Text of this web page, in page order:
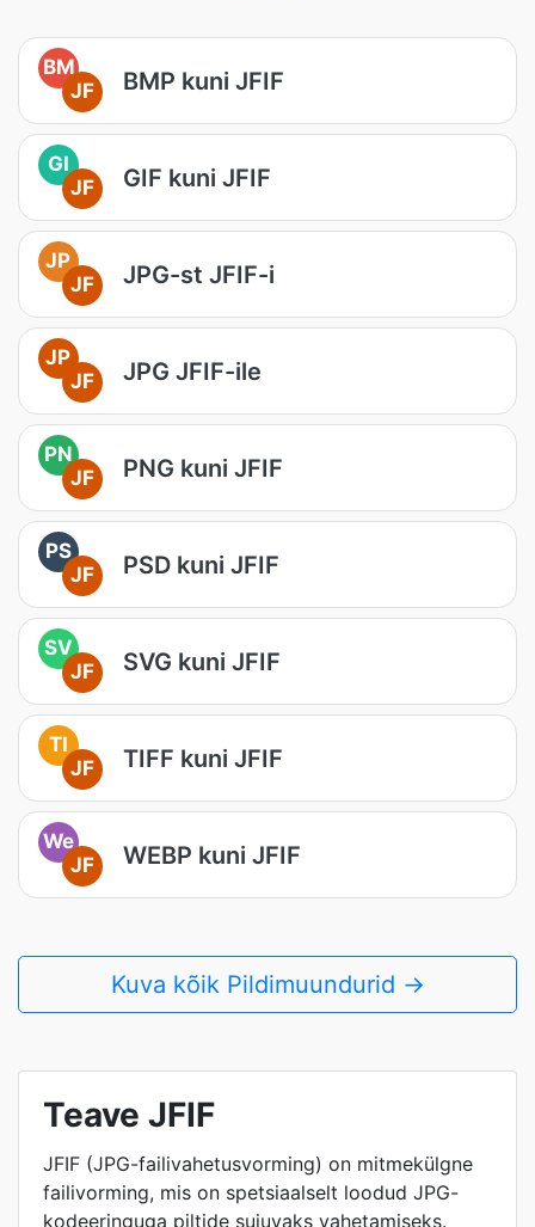
BM
JF
BMP kuni JFIF
GI
JF
GIF kuni JFIF
JP
JF
JPG-st JFIF-i
JP
JF
JPG JFIF-ile
PN
JF
PNG kuni JFIF
PS
JF
PSD kuni JFIF
SV
JF
SVG kuni JFIF
TI
JF
TIFF kuni JFIF
We
JF
WEBP kuni JFIF
Kuva kõik Pildimuundurid →
Teave JFIF
JFIF (JPG-failivahetusvorming) on mitmekülgne
failivorming, mis on spetsiaalselt loodud JPG-
kodeeringuga piltide sujuvaks vahetamiseks.